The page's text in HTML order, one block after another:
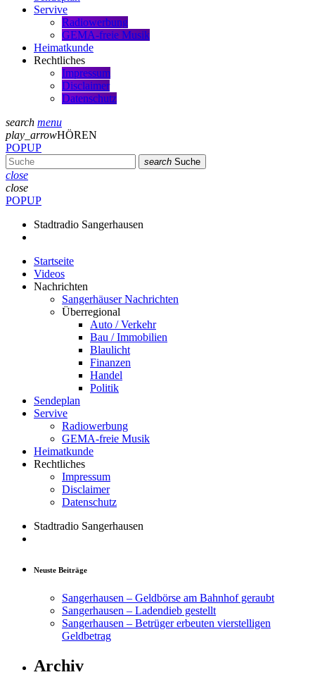
Servive
Radiowerbung
GEMA-freie Musik
Heimatkunde
Rechtliches
Impressum
Disclaimer
Datenschutz
search menu
play_arrowHÖREN
POPUP
search Suche
close
close
POPUP
Stadtradio Sangerhausen
Startseite
Videos
Nachrichten
Sangerhäuser Nachrichten
Überregional
Auto / Verkehr
Bau / Immobilien
Blaulicht
Finanzen
Handel
Politik
Sendeplan
Servive
Radiowerbung
GEMA-freie Musik
Heimatkunde
Rechtliches
Impressum
Disclaimer
Datenschutz
Stadtradio Sangerhausen
Neuste Beiträge
Sangerhausen – Geldbörse am Bahnhof geraubt
Sangerhausen – Ladendieb gestellt
Sangerhausen – Betrüger erbeuten vierstelligen
Geldbetrag
Archiv